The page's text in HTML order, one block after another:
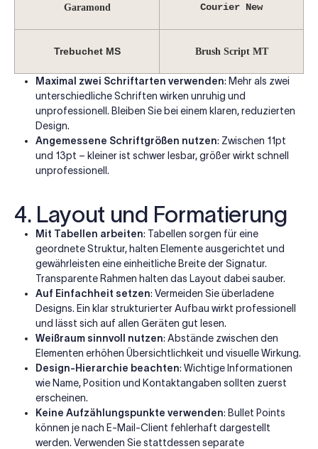
Garamond Courier New
Trebuchet MS Brush Script MT
Maximal zwei Schriftarten verwenden: Mehr als zwei
unterschiedliche Schriften wirken unruhig und
unprofessionell. Bleiben Sie bei einem klaren, reduzierten
Design.
Angemessene Schriftgrößen nutzen: Zwischen 11pt
und 13pt – kleiner ist schwer lesbar, größer wirkt schnell
unprofessionell.
4. Layout und Formatierung
Mit Tabellen arbeiten: Tabellen sorgen für eine
geordnete Struktur, halten Elemente ausgerichtet und
gewährleisten eine einheitliche Breite der Signatur.
Transparente Rahmen halten das Layout dabei sauber.
Auf Einfachheit setzen: Vermeiden Sie überladene
Designs. Ein klar strukturierter Aufbau wirkt professionell
und lässt sich auf allen Geräten gut lesen.
Weißraum sinnvoll nutzen: Abstände zwischen den
Elementen erhöhen Übersichtlichkeit und visuelle Wirkung.
Design-Hierarchie beachten: Wichtige Informationen
wie Name, Position und Kontaktangaben sollten zuerst
erscheinen.
Keine Aufzählungspunkte verwenden: Bullet Points
können je nach E-Mail-Client fehlerhaft dargestellt
werden. Verwenden Sie stattdessen separate